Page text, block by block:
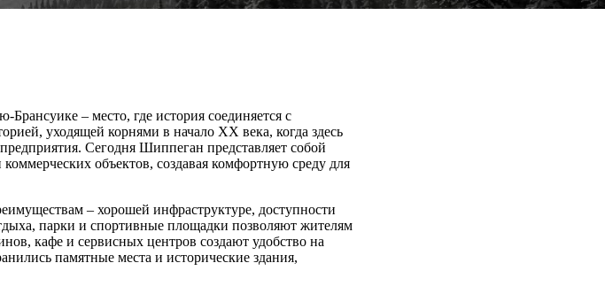
– место, где история соединяется с
уходящей корнями в начало XX века, когда здесь
Сегодня Шиппеган представляет собой
объектов, создавая комфортную среду для
– хорошей инфраструктуре, доступности
парки и спортивные площадки позволяют жителям
кафе и сервисных центров создают удобство на
памятные места и исторические здания,